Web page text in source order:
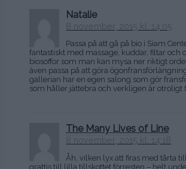
Natalie
8 november, 2015 kl. 14:05
Passa på att gå på bio i Siam
fantastiskt med massage, kuddar, filtar och
biosoffor som man kan mysa ner riktigt
även passa på att göra
gallerian har en egen salong som gör
som håller jättebra och verkligen är otroligt
The Many Lives of Line
8 november, 2015 kl. 14:18
Åh, vilken lyx att firas med tårta
grattis till lilla tillskottet förresten – helt